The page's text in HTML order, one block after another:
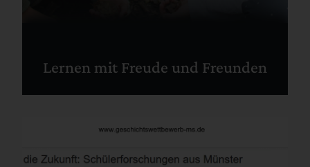
Lernen mit Freude und Freunden